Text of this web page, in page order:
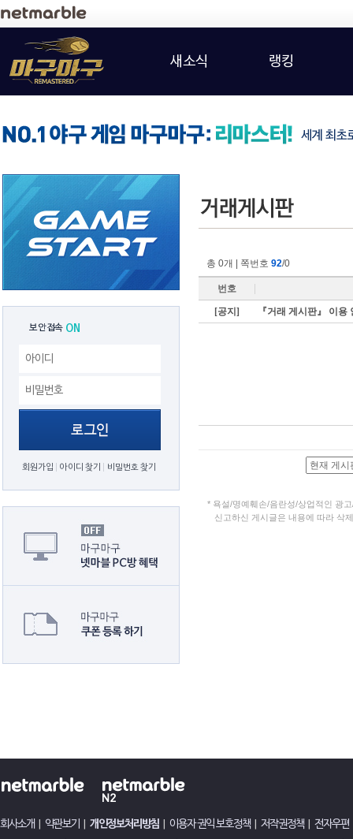
새소식 랭킹
보안접속 ON
회원가입 아이디 찾기 비밀번호 찾기
총 0개 | 쪽번호 92/0
번호
[공지] 『거래 게시판』 이용
* 욕설/명예훼손/음란성/상업적인 광
신고하신 게시글은 내용에 따라 삭
회사소개 약관보기 개인정보처리방침 이용자 권익 보호정책| 저작권정책| 전자우편